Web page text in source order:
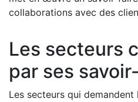
collaborations avec des
Les secteurs
par ses
Les secteurs qui